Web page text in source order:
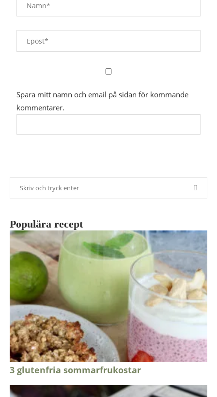
Spara mitt namn och email på sidan för kommande
kommentarer.
Populära recept
3 glutenfria sommarfrukostar